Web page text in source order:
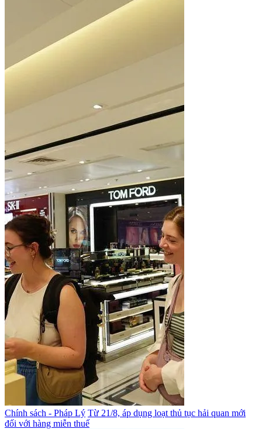
Chính sách - Pháp Lý Từ 21/8, áp dụng loạt thủ tục hải quan mới
đối với hàng miễn thuế